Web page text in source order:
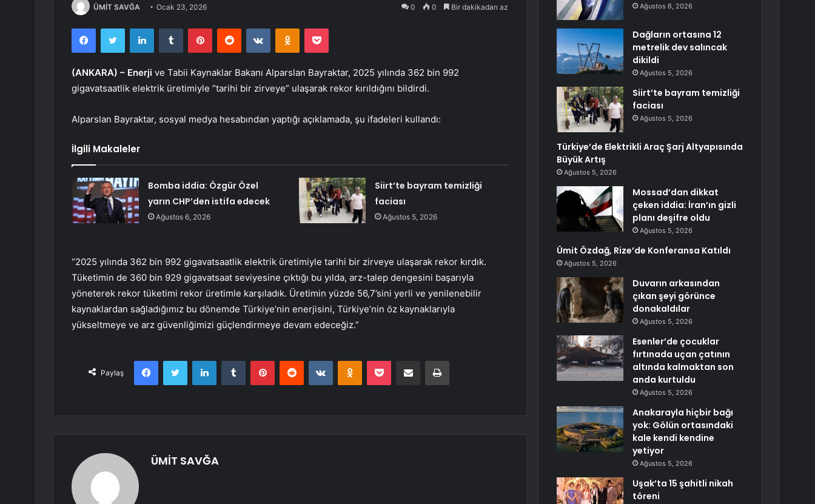
ÜMİT SAVĞA Ocak 23, 2026 0 0 Bir dakikadan az
FacebookTwitter LinkedInTumblr PinterestReddit VKontakteOdnoklassniki
Pocket
(ANKARA) – Enerji ve Tabii Kaynaklar Bakanı Alparslan Bayraktar, 2025 yılında 362 bin 992
gigavatsaatlik elektrik üretimiyle “tarihi bir zirveye” ulaşarak rekor kırıldığını bildirdi.
Alparslan Bayraktar, sosyal medya hesabından yaptığı açıklamada, şu ifadeleri kullandı:
İlgili Makaleler
Bomba iddia: Özgür Özel
yarın CHP’den istifa edecek
Ağustos 6, 2026
Siirt’te bayram temizliği
faciası
Ağustos 5, 2026
“2025 yılında 362 bin 992 gigavatsaatlik elektrik üretimiyle tarihi bir zirveye ulaşarak rekor kırdık.
Tüketimin de 360 bin 929 gigavatsaat seviyesine çıktığı bu yılda, arz-talep dengesini başarıyla
yöneterek rekor tüketimi rekor üretimle karşıladık. Üretimin yüzde 56,7’sini yerli ve yenilenebilir
kaynaklardan sağladığımız bu dönemde Türkiye’nin enerjisini, Türkiye’nin öz kaynaklarıyla
yükseltmeye ve arz güvenliğimizi güçlendirmeye devam edeceğiz.”
Paylaş
FacebookTwitterLinkedInTumblrPinterestRedditVKontakteOdnoklassniki
Pocket E-Posta ile paylaşYazdır
ÜMİT SAVĞA
Ağustos 6, 2026
Dağların ortasına 12
metrelik dev salıncak
dikildi
Ağustos 5, 2026
Siirt’te bayram temizliği
faciası
Ağustos 5, 2026
Türkiye’de Elektrikli Araç Şarj Altyapısında
Büyük Artış
Ağustos 5, 2026
Mossad’dan dikkat
çeken iddia: İran’ın gizli
planı deşifre oldu
Ağustos 5, 2026
Ümit Özdağ, Rize’de Konferansa Katıldı
Ağustos 5, 2026
Duvarın arkasından
çıkan şeyi görünce
donakaldılar
Ağustos 5, 2026
Esenler’de çocuklar
fırtınada uçan çatının
altında kalmaktan son
anda kurtuldu
Ağustos 5, 2026
Anakarayla hiçbir bağı
yok: Gölün ortasındaki
kale kendi kendine
yetiyor
Ağustos 5, 2026
Uşak’ta 15 şahitli nikah
töreni